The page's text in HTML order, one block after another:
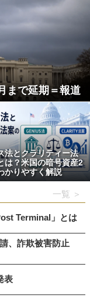
まで延期＝報道
法とクラリティー法
は？米国の暗号資産2
かりやすく解説
一覧 ＞
Terminal」とは
、詐欺被害防止
表